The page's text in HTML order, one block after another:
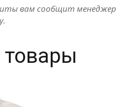
вам сообщит менеджер